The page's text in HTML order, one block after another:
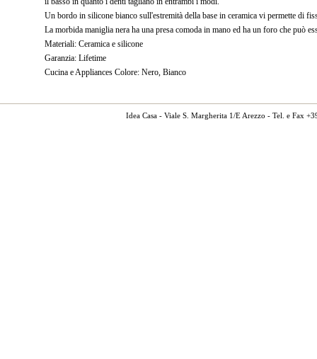
Un bordo in silicone bianco sull'estremità della base in ceramica vi permette di
La morbida maniglia nera ha una presa comoda in mano ed ha un foro che può
Materiali: Ceramica e silicone
Garanzia: Lifetime
Cucina e Appliances Colore: Nero, Bianco
Idea Casa - Viale S. Margherita 1/E Arezzo - Tel. e Fax